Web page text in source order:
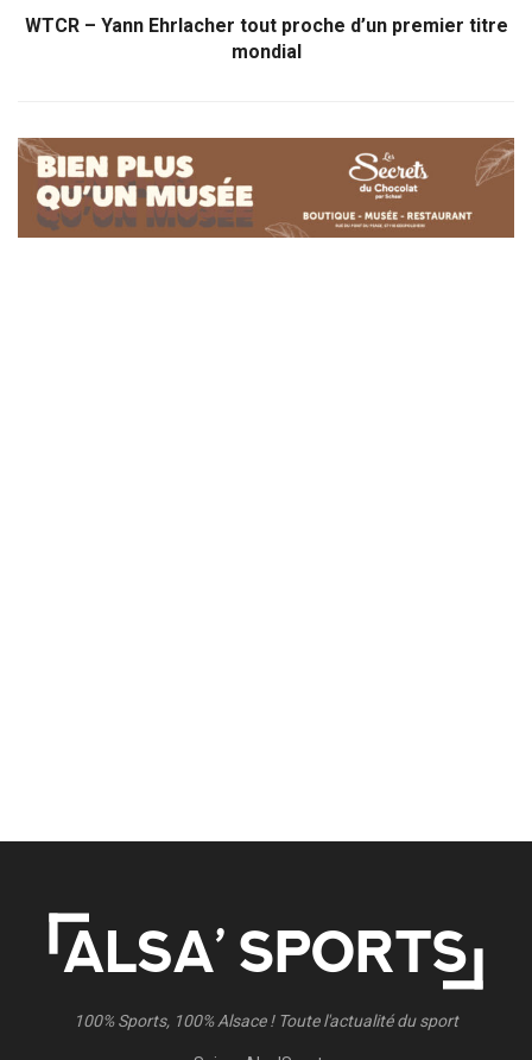
WTCR – Yann Ehrlacher tout proche d’un premier titre
mondial
100% Sports, 100% Alsace ! Toute l'actualité du sport